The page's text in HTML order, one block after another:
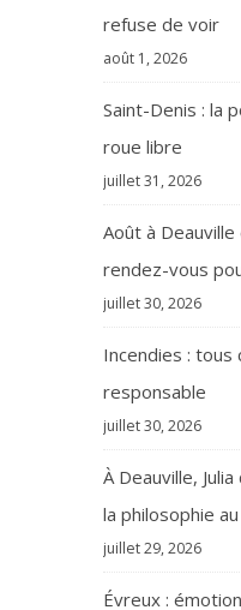
refuse de voir
août 1, 2026
Saint-Denis : la
roue libre
juillet 31, 2026
Août à
rendez-vous
juillet 30, 2026
Incendies : tous
responsable
juillet 30, 2026
À Deauville,
la philosophie
juillet 29, 2026
Évreux :